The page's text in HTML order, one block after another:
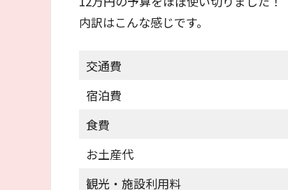
内訳はこんな感じです。
交通費
宿泊費
食費
お土産代
観光・施設利用料